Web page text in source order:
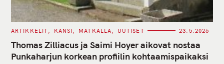
C
T
E
G
O
ARTIKKELIT KANSI MATKALLA UUTISET 23.5.2026
Thomas Zilliacus ja Saimi Hoyer aikovat nostaa
Punkaharjun korkean profiilin kohtaamispaikaksi